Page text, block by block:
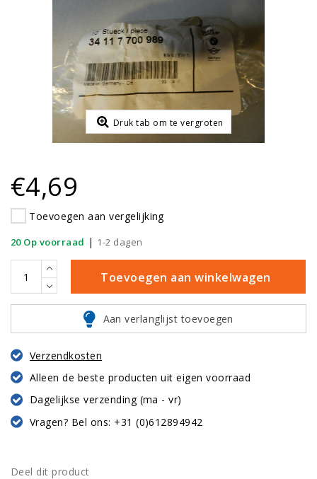
Druk tab om te vergroten
€4,69
Toevoegen aan vergelijking
20 Op voorraad | 1-2 dagen
Toevoegen aan winkelwagen
Aan verlanglijst toevoegen
Verzendkosten
Alleen de beste producten uit eigen voorraad
Dagelijkse verzending (ma - vr)
Vragen? Bel ons: +31 (0)612894942
Deel dit product